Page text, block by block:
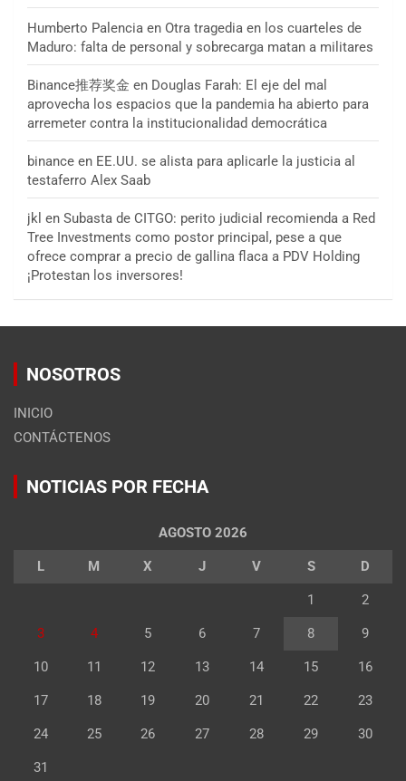
Humberto Palencia en Otra tragedia en los cuarteles de
Maduro: falta de personal y sobrecarga matan a militares
Binance推荐奖金 en Douglas Farah: El eje del mal
aprovecha los espacios que la pandemia ha abierto para
arremeter contra la institucionalidad democrática
binance en EE.UU. se alista para aplicarle la justicia al
testaferro Alex Saab
jkl en Subasta de CITGO: perito judicial recomienda a Red
Tree Investments como postor principal, pese a que
ofrece comprar a precio de gallina flaca a PDV Holding
¡Protestan los inversores!
NOSOTROS
INICIO
CONTÁCTENOS
NOTICIAS POR FECHA
AGOSTO 2026
L M X J V S D
1 2
3 4 5 6 7 8 9
10 11 12 13 14 15 16
17 18 19 20 21 22 23
24 25 26 27 28 29 30
31